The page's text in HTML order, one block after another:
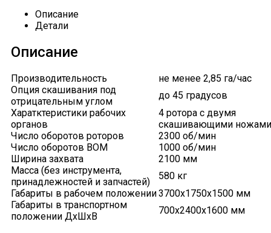
Описание
Детали
Описание
Производительность
не менее 2,85 га/час
Опция скашивания под
отрицательным углом
до 45 градусов
Харатктеристики рабочих
органов
4 ротора с двумя
скашивающими ножами
Число оборотов роторов
2300 об/мин
Число оборотов ВОМ
1000 об/мин
Ширина захвата
2100 мм
Масса (без инструмента,
принадлежностей и запчастей)
580 кг
Габариты в рабочем положении3700х1750х1500 мм
Габариты в транспортном
положении ДхШхВ
700х2400х1600 мм